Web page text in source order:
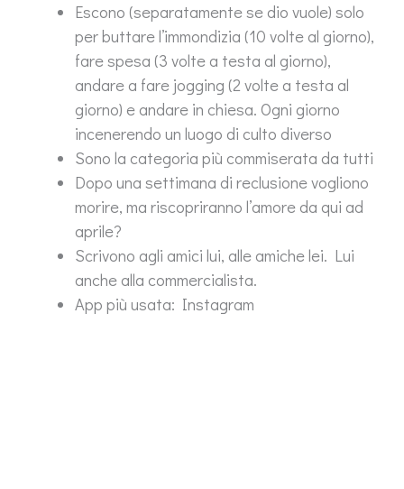
Escono (separatamente se dio vuole) solo
per buttare l’immondizia (10 volte al giorno),
fare spesa (3 volte a testa al giorno),
andare a fare jogging (2 volte a testa al
giorno) e andare in chiesa. Ogni giorno
incenerendo un luogo di culto diverso
Sono la categoria più commiserata da tutti
Dopo una settimana di reclusione vogliono
morire, ma riscopriranno l’amore da qui ad
aprile?
Scrivono agli amici lui, alle amiche lei. Lui
anche alla commercialista.
App più usata: Instagram